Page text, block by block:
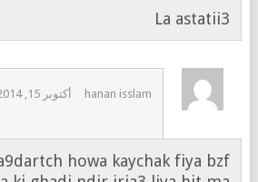
La astatii3
hanan isslam
أكتوبر 15, 2014
howa kaychak fiya bzf